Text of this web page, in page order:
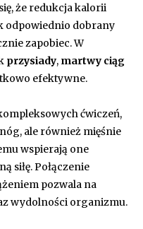
że redukcja kalorii
odpowiednio dobrany
zapobiec. W
przysiady, martwy ciąg
efektywne.
ćwiczeń,
ale również mięśnie
wspierają one
siłę. Połączenie
pozwala na
wydolności organizmu.